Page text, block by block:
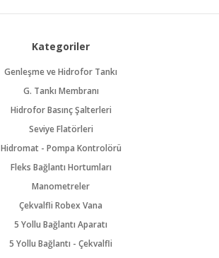
Kategoriler
Genleşme ve Hidrofor Tankı
G. Tankı Membranı
Hidrofor Basınç Şalterleri
Seviye Flatörleri
Hidromat - Pompa Kontrolörü
Fleks Bağlantı Hortumları
Manometreler
Çekvalfli Robex Vana
5 Yollu Bağlantı Aparatı
5 Yollu Bağlantı - Çekvalfli